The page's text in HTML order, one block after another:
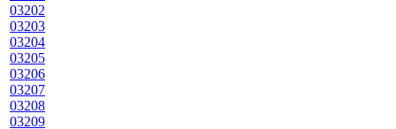
03202
03203
03204
03205
03206
03207
03208
03209